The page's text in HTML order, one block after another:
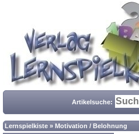
Artikelsuche:
Lernspielkiste » Motivation / Belohnung